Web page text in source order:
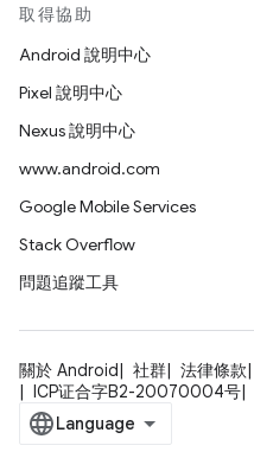
取得協助
Android 說明中心
Pixel 說明中心
Nexus 說明中心
www.android.com
Google Mobile Services
Stack Overflow
問題追蹤工具
關於 Android 社群 法律條款
ICP证合字B2-20070004号